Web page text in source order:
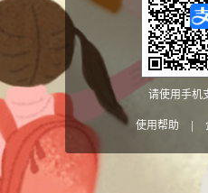
请使用手机
使用帮助